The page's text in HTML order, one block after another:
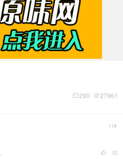
27961
290
11#